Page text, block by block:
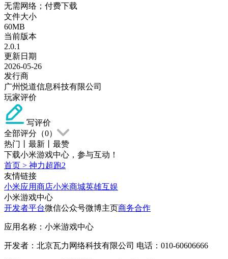
无需网络；付费下载
文件大小
60MB
当前版本
2.0.1
更新日期
2026-05-26
发行商
广州悦道信息科技有限公司
玩家评价
写评价
全部评分（0）
热门
最新
最赞
下载小米游戏中心，参与互动！
首页 > 神力超跑2
友情链接
小米应用商店小米商城英雄互娱
小米游戏中心
开发者平台微信公众号微博主页商务合作
应用名称：小米游戏中心
开发者：北京瓦力网络科技有限公司 电话：010-60606666